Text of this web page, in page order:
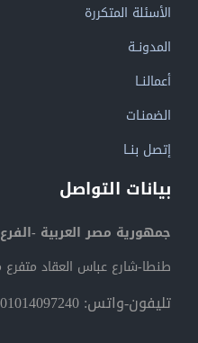
الأسئلة المتكررة
المدونــة
أعمالنــا
الضمنـات
إتصل بنــا
بيانات التواصل
جمهورية مصر العربية -
طنطا-شارع عباس العقاد متفرع
تليفون-واتس: 00201014097240